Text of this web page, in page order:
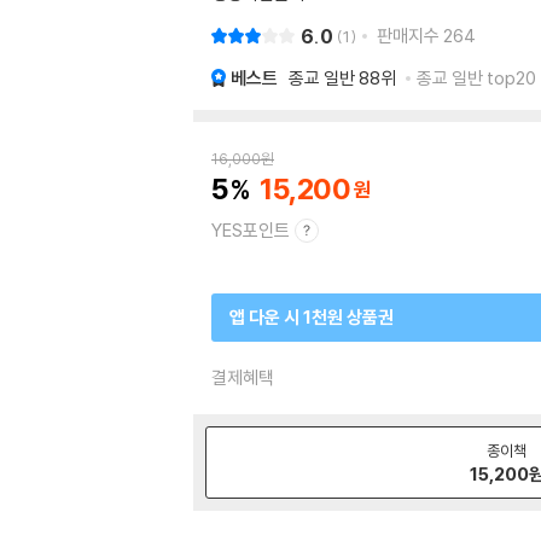
6.0 1 판매지수 264
베스트 종교 일반88위 종교 일반 top20
16,000원
5 15,200
YES포인트
앱 다운 시 1천원 상품권
결제혜택
종이책
15,200